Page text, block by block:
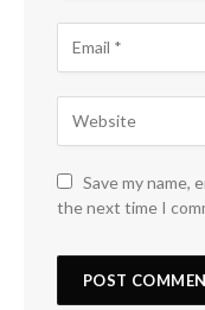
Save my name,
the next time I